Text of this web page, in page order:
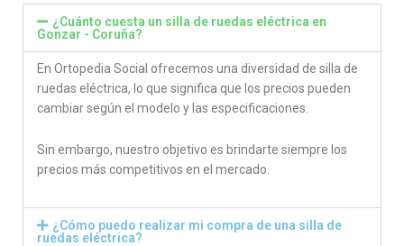
¿Cuánto cuesta un silla de ruedas eléctrica en
Gonzar - Coruña​?
En Ortopedia Social ofrecemos una diversidad de silla de
ruedas eléctrica, lo que significa que los precios pueden
cambiar según el modelo y las especificaciones.
Sin embargo, nuestro objetivo es brindarte siempre los
precios más competitivos en el mercado.
¿Cómo puedo realizar mi compra de una silla de
ruedas eléctrica?